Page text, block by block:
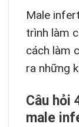
Male
trình làm
cách làm
ra những
Câu hỏi
male